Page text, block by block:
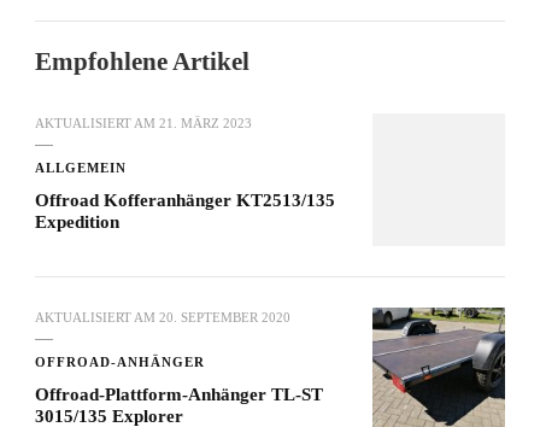
Empfohlene Artikel
AKTUALISIERT AM 21. MÄRZ 2023
ALLGEMEIN
Offroad Kofferanhänger KT2513/135
Expedition
AKTUALISIERT AM 20. SEPTEMBER 2020
OFFROAD-ANHÄNGER
Offroad-Plattform-Anhänger TL-ST
3015/135 Explorer